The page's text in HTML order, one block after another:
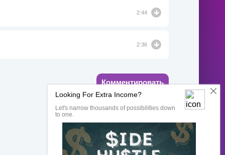
2:44
2:36
Комментировать